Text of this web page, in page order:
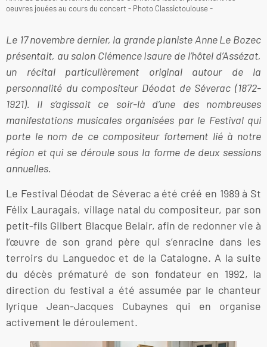
oeuvres jouées au cours du concert - Photo Classictoulouse -
Le 17 novembre dernier, la grande pianiste Anne Le Bozec
présentait, au salon Clémence Isaure de l’hôtel d’Assézat,
un récital particulièrement original autour de la
personnalité du compositeur Déodat de Séverac (1872-
1921). Il s’agissait ce soir-là d’une des nombreuses
manifestations musicales organisées par le Festival qui
porte le nom de ce compositeur fortement lié à notre
région et qui se déroule sous la forme de deux sessions
annuelles.
Le Festival Déodat de Séverac a été créé en 1989 à St
Félix Lauragais, village natal du compositeur, par son
petit-fils Gilbert Blacque Belair, afin de redonner vie à
l’œuvre de son grand père qui s’enracine dans les
terroirs du Languedoc et de la Catalogne. A la suite
du décès prématuré de son fondateur en 1992, la
direction du festival a été assumée par le chanteur
lyrique Jean-Jacques Cubaynes qui en organise
activement le déroulement.